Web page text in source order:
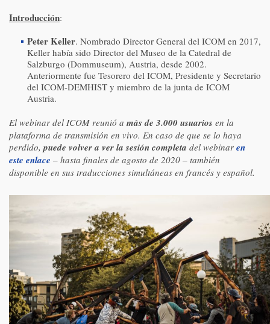
Introducción:
Peter Keller. Nombrado Director General del ICOM en 2017,
Keller había sido Director del Museo de la Catedral de
Salzburgo (Dommuseum), Austria, desde 2002.
Anteriormente fue Tesorero del ICOM, Presidente y Secretario
del ICOM-DEMHIST y miembro de la junta de ICOM
Austria.
El webinar del ICOM reunió a más de 3.000 usuarios en la
plataforma de transmisión en vivo. En caso de que se lo haya
perdido, puede volver a ver la sesión completa del webinar en
este enlace – hasta finales de agosto de 2020 – también
disponible en sus traducciones simultáneas en francés y español.